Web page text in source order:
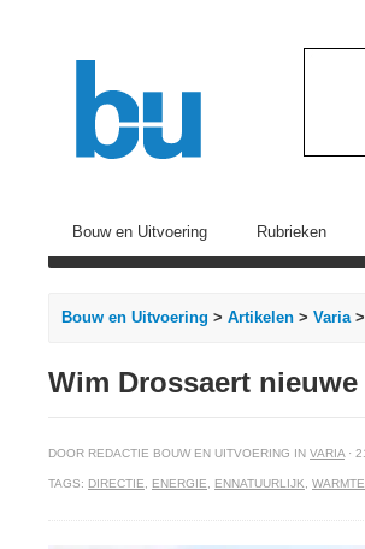
Bouw en Uitvoering Rubrieken
Bouw en Uitvoering > Artikelen > Varia
Wim Drossaert
DOOR REDACTIE BOUW EN UITVOERING IN VARIA ·
TAGS: DIRECTIE ENERGIE ENNATUURLIJK